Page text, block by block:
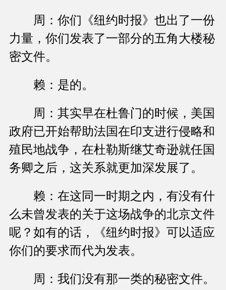
周：你们《纽约时报》也出了一份
力量，你们发表了一部分的五角大楼秘
密文件。
赖：是的。
周：其实早在杜鲁门的时候，美国
政府已开始帮助法国在印支进行侵略和
殖民地战争，在杜勒斯继艾奇逊就任国
务卿之后，这关系就更加深发展了。
赖：在这同一时期之内，有没有什
么未曾发表的关于这场战争的北京文件
呢？如有的话，《纽约时报》可以适应
你们的要求而代为发表。
周：我们没有那一类的秘密文件。